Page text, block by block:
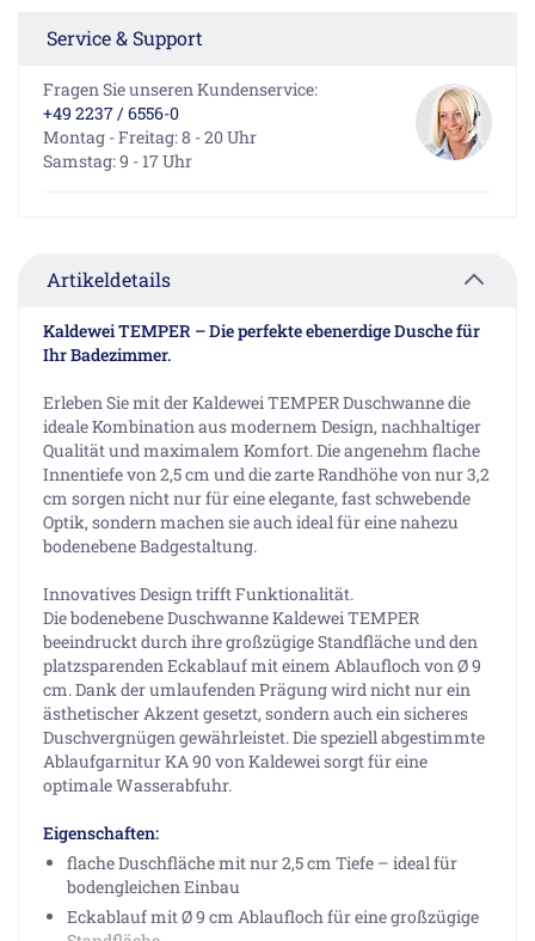
Service & Support
Fragen Sie unseren Kundenservice:
+49 2237 / 6556-0
Montag - Freitag: 8 - 20 Uhr
Samstag: 9 - 17 Uhr
Artikeldetails
Kaldewei TEMPER – Die perfekte ebenerdige Dusche für
Ihr Badezimmer.
Erleben Sie mit der Kaldewei TEMPER Duschwanne die
ideale Kombination aus modernem Design, nachhaltiger
Qualität und maximalem Komfort. Die angenehm flache
Innentiefe von 2,5 cm und die zarte Randhöhe von nur 3,2
cm sorgen nicht nur für eine elegante, fast schwebende
Optik, sondern machen sie auch ideal für eine nahezu
bodenebene Badgestaltung.
Innovatives Design trifft Funktionalität.
Die bodenebene Duschwanne Kaldewei TEMPER
beeindruckt durch ihre großzügige Standfläche und den
platzsparenden Eckablauf mit einem Ablaufloch von Ø 9
cm. Dank der umlaufenden Prägung wird nicht nur ein
ästhetischer Akzent gesetzt, sondern auch ein sicheres
Duschvergnügen gewährleistet. Die speziell abgestimmte
Ablaufgarnitur KA 90 von Kaldewei sorgt für eine
optimale Wasserabfuhr.
Eigenschaften:
flache Duschfläche mit nur 2,5 cm Tiefe – ideal für
bodengleichen Einbau
Eckablauf mit Ø 9 cm Ablaufloch für eine großzügige